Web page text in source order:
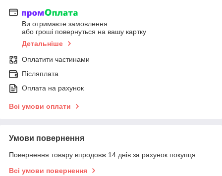
Ви отримаєте замовлення
або гроші повернуться на вашу картку
Детальніше
Оплатити частинами
Післяплата
Оплата на рахунок
Всі умови оплати
Умови повернення
Повернення товару впродовж 14 днів за рахунок покупця
Всі умови повернення